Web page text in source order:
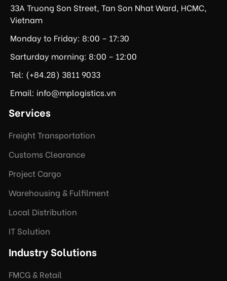
33A Truong Son Street, Tan Son Nhat Ward, HCMC,
Vietnam
Monday to Friday: 8:00 – 17:30
Sarturday morning: 8:00 – 12:00
Tel: (+84.28) 3811 9033
Email: info@mplogistics.vn
Services
Freight Transportation
Customs Clearance
Project Cargo
Warehousing & Fulfilment
Local Distribution
IT Solution
Industry Solutions
FMCG & Retail